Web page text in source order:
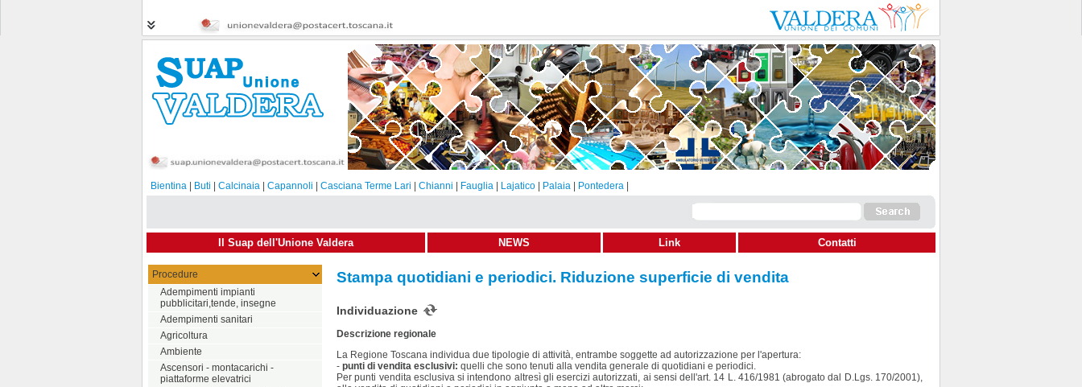
Bientina Buti Calcinaia Capannoli Casciana Terme Lari Chianni Fauglia Lajatico Palaia Pontedera
Il Suap dell'Unione Valdera NEWS Link Contatti
Procedure
Adempimenti impianti
pubblicitari,tende, insegne
Adempimenti sanitari
Agricoltura
Ambiente
Ascensori - montacarichi -
piattaforme elevatrici
Stampa quotidiani e periodici. Riduzione superficie di vendita
Individuazione
Descrizione regionale
La Regione Toscana individua due tipologie di attività, entrambe soggette ad autorizzazione per l'apertura:
- punti di vendita esclusivi: quelli che sono tenuti alla vendita generale di quotidiani e periodici.
Per punti vendita esclusiva si intendono altresì gli esercizi autorizzati, ai sensi dell'art. 14 L. 416/1981 (abrogato dal D.Lgs. 170/2001),